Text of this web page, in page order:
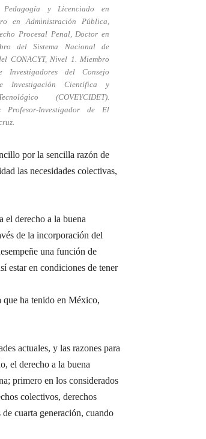
Pedagogía y Licenciado en
en Administración Pública,
Procesal Penal, Doctor en
del Sistema Nacional de
CONACYT, Nivel 1. Miembro
Investigadores del Consejo
Investigación Científica y
(COVEYCIDET).
Profesor-Investigador de El
por la sencilla razón de
las necesidades colectivas,
el derecho a la buena
de la incorporación del
una función de
estar en condiciones de tener
que ha tenido en México,
actuales, y las razones para
el derecho a la buena
primero en los considerados
colectivos, derechos
cuarta generación, cuando